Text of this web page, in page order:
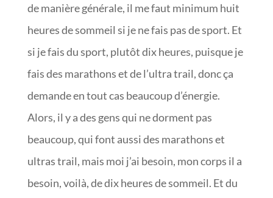
de manière générale, il me faut minimum huit
heures de sommeil si je ne fais pas de sport. Et
si je fais du sport, plutôt dix heures, puisque je
fais des marathons et de l’ultra trail, donc ça
demande en tout cas beaucoup d’énergie.
Alors, il y a des gens qui ne dorment pas
beaucoup, qui font aussi des marathons et
ultras trail, mais moi j’ai besoin, mon corps il a
besoin, voilà, de dix heures de sommeil. Et du